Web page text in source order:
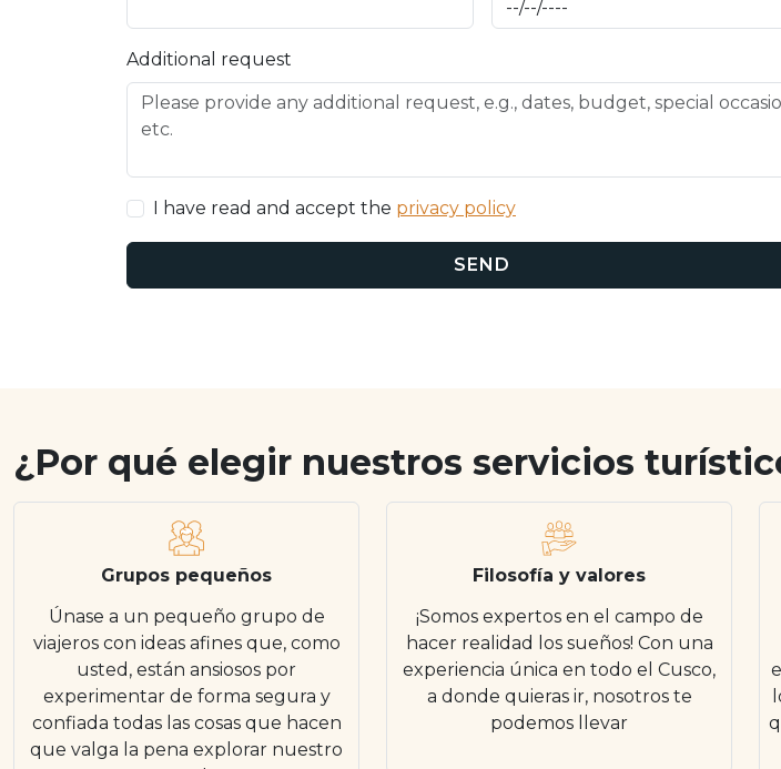
Additional request
I have read and accept the privacy policy
SEND
¿Por qué elegir nuestros servicios
Grupos pequeños
Únase a un pequeño grupo de
viajeros con ideas afines que, como
usted, están ansiosos por
experimentar de forma segura y
confiada todas las cosas que hacen
que valga la pena explorar nuestro
Filosofía y valores
¡Somos expertos en el campo de
hacer realidad los sueños! Con una
experiencia única en todo el Cusco,
a donde quieras ir, nosotros te
podemos llevar